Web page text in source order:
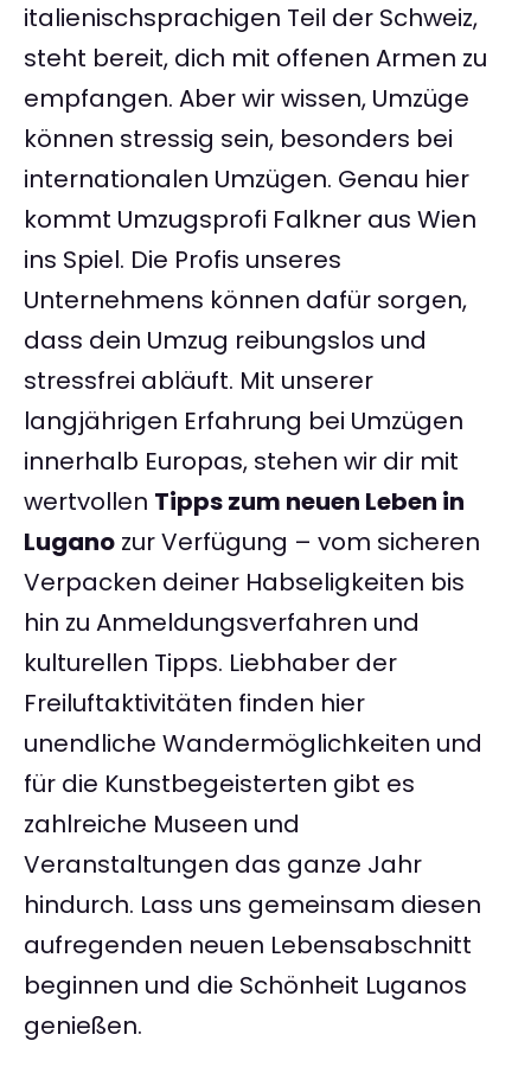
italienischsprachigen Teil der Schweiz,
steht bereit, dich mit offenen Armen zu
empfangen. Aber wir wissen, Umzüge
können stressig sein, besonders bei
internationalen Umzügen. Genau hier
kommt Umzugsprofi Falkner aus Wien
ins Spiel. Die Profis unseres
Unternehmens können dafür sorgen,
dass dein Umzug reibungslos und
stressfrei abläuft. Mit unserer
langjährigen Erfahrung bei Umzügen
innerhalb Europas, stehen wir dir mit
wertvollen Tipps zum neuen Leben in
Lugano zur Verfügung – vom sicheren
Verpacken deiner Habseligkeiten bis
hin zu Anmeldungsverfahren und
kulturellen Tipps. Liebhaber der
Freiluftaktivitäten finden hier
unendliche Wandermöglichkeiten und
für die Kunstbegeisterten gibt es
zahlreiche Museen und
Veranstaltungen das ganze Jahr
hindurch. Lass uns gemeinsam diesen
aufregenden neuen Lebensabschnitt
beginnen und die Schönheit Luganos
genießen.